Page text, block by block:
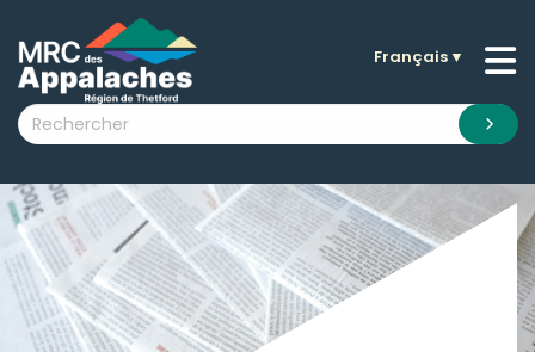
submenu (La MRC )
submenu (Citoyens )
submenu (Visiteurs )
submenu (Nouvelles )
submenu (Documentation )
Français▼